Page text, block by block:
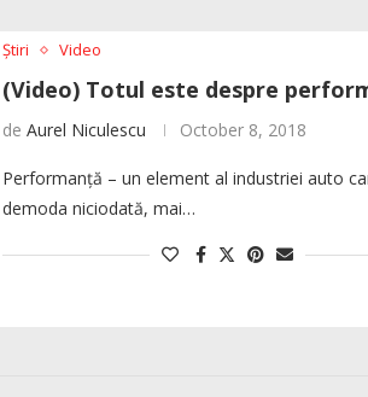
Știri Video
(Video) Totul este despre
de Aurel Niculescu October 8, 2018
Performanță – un element al industriei auto
demoda niciodată, mai…